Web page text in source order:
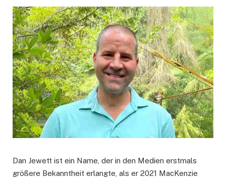
Dan Jewett ist ein Name, der in den Medien erstmals
größere Bekanntheit erlangte, als er 2021 MacKenzie